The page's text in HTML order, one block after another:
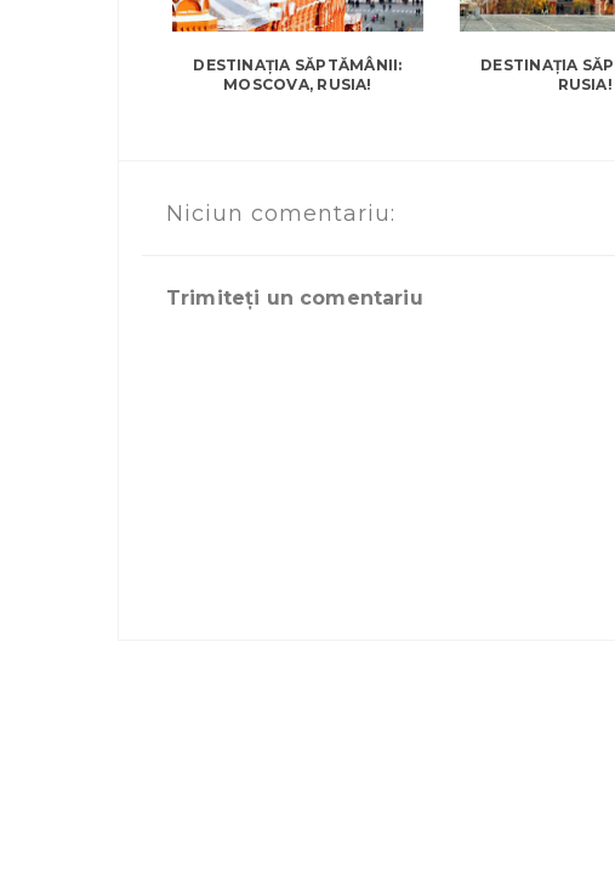
DESTINAȚIA SĂPTĂMÂNII:
MOSCOVA, RUSIA!
DESTINAȚIA
RUSIA!
Niciun comentariu:
Trimiteți un comentariu